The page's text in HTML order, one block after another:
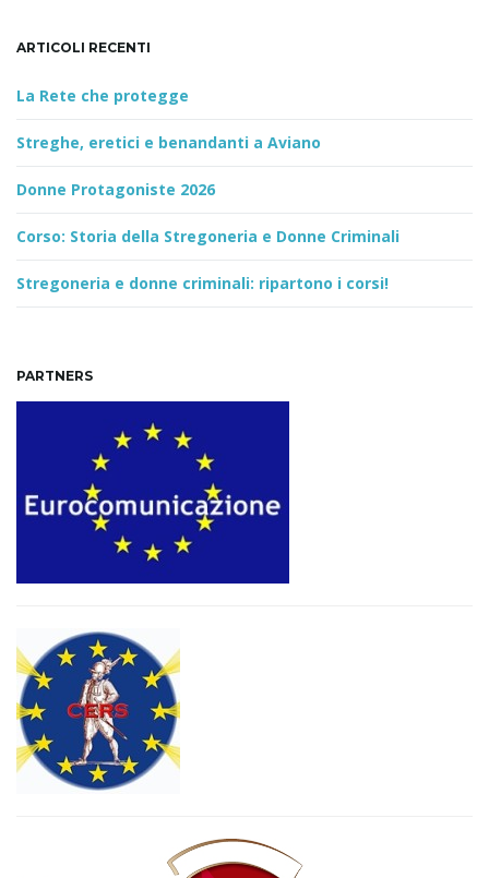
ARTICOLI RECENTI
La Rete che protegge
Streghe, eretici e benandanti a Aviano
Donne Protagoniste 2026
Corso: Storia della Stregoneria e Donne Criminali
Stregoneria e donne criminali: ripartono i corsi!
PARTNERS